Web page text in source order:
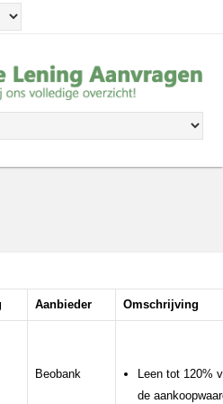
Aanbieder Omschrijving
Beobank
Leen tot 120%
de